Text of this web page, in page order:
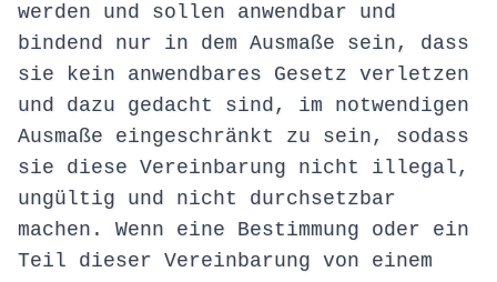
werden und sollen anwendbar und
bindend nur in dem Ausmaße sein, dass
sie kein anwendbares Gesetz verletzen
und dazu gedacht sind, im notwendigen
Ausmaße eingeschränkt zu sein, sodass
sie diese Vereinbarung nicht illegal,
ungültig und nicht durchsetzbar
machen. Wenn eine Bestimmung oder ein
Teil dieser Vereinbarung von einem